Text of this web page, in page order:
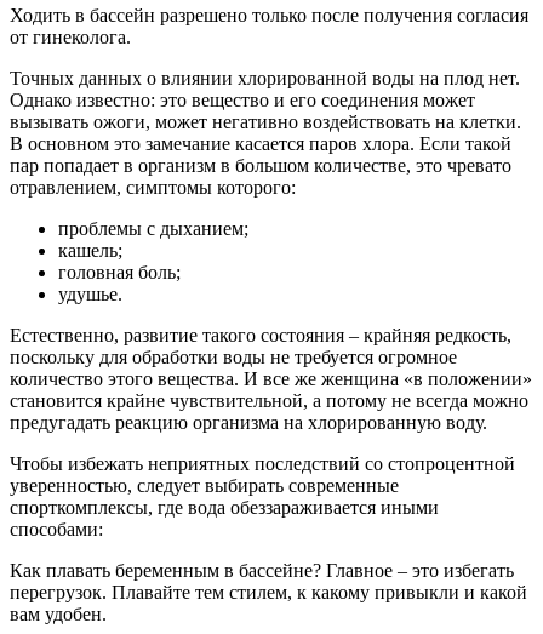
Ходить в бассейн разрешено только после получения согласия
от гинеколога.
Точных данных о влиянии хлорированной воды на плод нет.
Однако известно: это вещество и его соединения может
вызывать ожоги, может негативно воздействовать на клетки.
В основном это замечание касается паров хлора. Если такой
пар попадает в организм в большом количестве, это чревато
отравлением, симптомы которого:
проблемы с дыханием;
кашель;
головная боль;
удушье.
Естественно, развитие такого состояния – крайняя редкость,
поскольку для обработки воды не требуется огромное
количество этого вещества. И все же женщина «в положении»
становится крайне чувствительной, а потому не всегда можно
предугадать реакцию организма на хлорированную воду.
Чтобы избежать неприятных последствий со стопроцентной
уверенностью, следует выбирать современные
спорткомплексы, где вода обеззараживается иными
способами:
Как плавать беременным в бассейне? Главное – это избегать
перегрузок. Плавайте тем стилем, к какому привыкли и какой
вам удобен.